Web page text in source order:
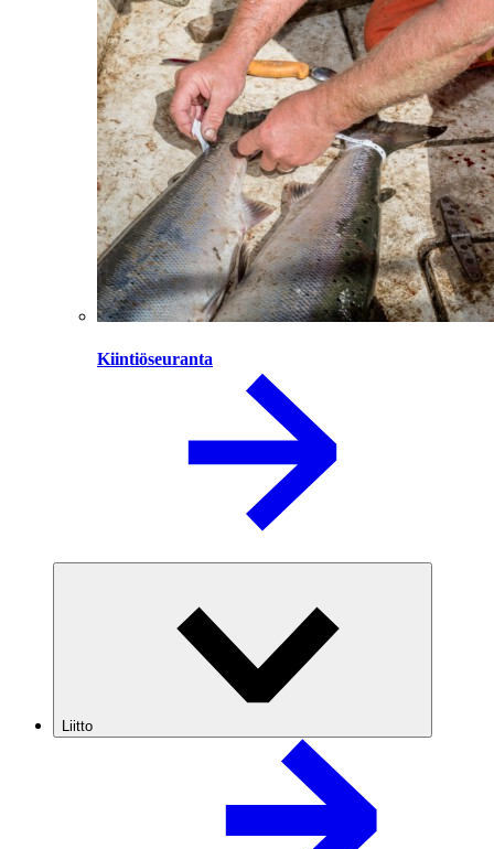
Kiintiöseuranta
Liitto